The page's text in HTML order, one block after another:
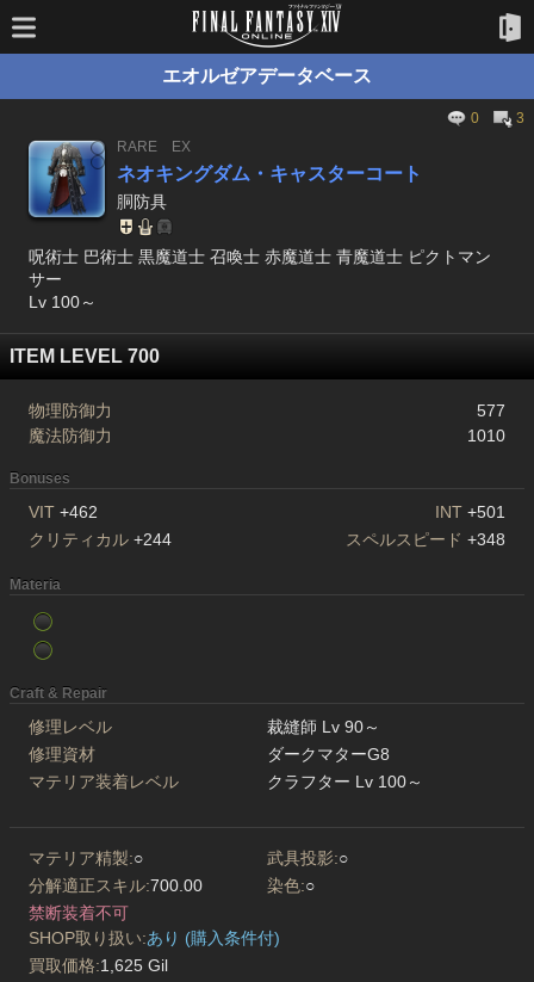
エオルゼアデータベース
0
3
RARE
EX
ネオキングダム・キャスターコート
胴防具
呪術士 巴術士 黒魔道士 召喚士 赤魔道士 青魔道士 ピクトマン
サー
Lv 100～
ITEM LEVEL 700
物理防御力
577
魔法防御力
1010
Bonuses
VIT +462 INT +501
クリティカル +244 スペルスピード +348
Materia
Craft & Repair
修理レベル
裁縫師 Lv 90～
修理資材
ダークマターG8
マテリア装着レベル
クラフター Lv 100～
マテリア精製:○ 武具投影:○
分解適正スキル:700.00 染色:○
禁断装着不可
SHOP取り扱い:あり (購入条件付)
買取価格:1,625 Gil